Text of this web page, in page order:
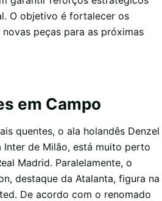
O objetivo é fortalecer os
peças para as próximas
em Campo
quentes, o ala holandês Denzel
Inter de Milão, está muito perto
Madrid. Paralelamente, o
destaque da Atalanta, figura na
De acordo com o renomado